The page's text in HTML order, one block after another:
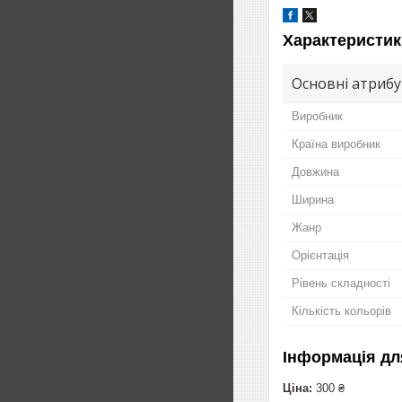
Основні
Виробник
Країна виробник
Довжина
Ширина
Жанр
Орієнтація
Рівень складності
Кількість кольорів
Інформація
Ціна: 300 ₴